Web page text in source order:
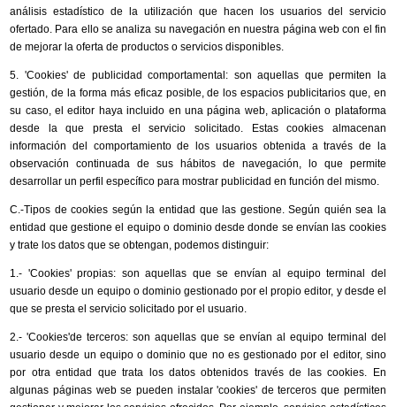
análisis estadístico de la utilización que hacen los usuarios del servicio
ofertado. Para ello se analiza su navegación en nuestra página web con el fin
de mejorar la oferta de productos o servicios disponibles.
5. 'Cookies' de publicidad comportamental: son aquellas que permiten la
gestión, de la forma más eficaz posible, de los espacios publicitarios que, en
su caso, el editor haya incluido en una página web, aplicación o plataforma
desde la que presta el servicio solicitado. Estas cookies almacenan
información del comportamiento de los usuarios obtenida a través de la
observación continuada de sus hábitos de navegación, lo que permite
desarrollar un perfil específico para mostrar publicidad en función del mismo.
C.-Tipos de cookies según la entidad que las gestione. Según quién sea la
entidad que gestione el equipo o dominio desde donde se envían las cookies
y trate los datos que se obtengan, podemos distinguir:
1.- 'Cookies' propias: son aquellas que se envían al equipo terminal del
usuario desde un equipo o dominio gestionado por el propio editor, y desde el
que se presta el servicio solicitado por el usuario.
2.- 'Cookies'de terceros: son aquellas que se envían al equipo terminal del
usuario desde un equipo o dominio que no es gestionado por el editor, sino
por otra entidad que trata los datos obtenidos través de las cookies. En
algunas páginas web se pueden instalar 'cookies' de terceros que permiten